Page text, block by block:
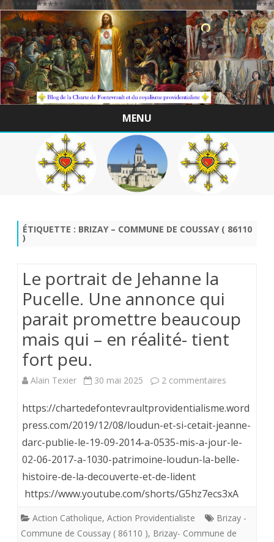
/
MENU
Skip
to
content
ÉTIQUETTE : BRIZAY – COMMUNE DE COUSSAY ( 86110
)
Le portrait de Jehanne la
Pucelle. Une annonce qui
parait promettre beaucoup
mais qui – en réalité- tient
fort peu.
Alain Texier 30 mai 2025 2 commentaires
portrait
de
Jehanne
Une
https://chartedefontevraultprovidentialisme.word
press.com/2019/12/08/loudun-et-si-cetait-jeanne-
darc-publie-le-19-09-2014-a-0535-mis-a-jour-le-
02-06-2017-a-1030-patrimoine-loudun-la-belle-
histoire-de-la-decouverte-et-de-lident
https://www.youtube.com/shorts/G5hz7ecs3xA
Action Catholique, Action Providentialiste
Brizay -
Commune de Coussay ( 86110 ), Brizay- Commune de